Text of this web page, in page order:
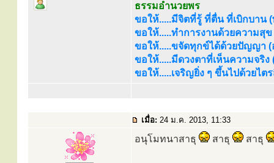
ธรรมอำนวยพร
ขอให้.....มีจิตที่รู้ ที่ตื่น ที่เบิกบาน
ขอให้.....ทำการงานด้วยความสุ
ขอให้.....ขจัดทุกข์ได้ด้วยปัญญา (
ขอให้.....มีดวงตาที่เห็นความจริ
ขอให้.....เจริญยิ่ง ๆ ขึ้นไปด้วยไ
เมื่อ: 24 ม.ค. 2013, 11:33
อนุโมทนาสาธุ สาธุ สาธุ